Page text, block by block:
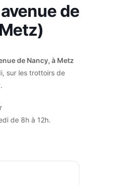
de
de Nancy, à Metz
sur les trottoirs de
de 8h à 12h.